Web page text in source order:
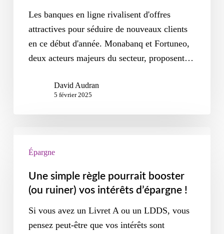
Les banques en ligne rivalisent d'offres
attractives pour séduire de nouveaux clients
en ce début d'année. Monabanq et Fortuneo,
deux acteurs majeurs du secteur, proposent…
David Audran
5 février 2025
Épargne
Une simple règle pourrait booster
(ou ruiner) vos intérêts d’épargne !
Si vous avez un Livret A ou un LDDS, vous
pensez peut-être que vos intérêts sont